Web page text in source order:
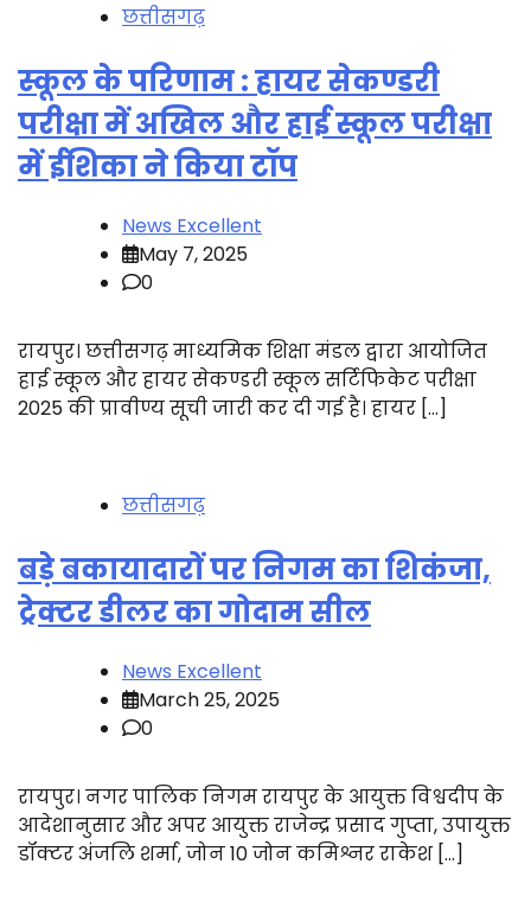
छत्तीसगढ़
स्कूल के परिणाम : हायर सेकण्डरी
परीक्षा में अखिल और हाई स्कूल परीक्षा
में ईशिका ने किया टॉप
News Excellent
May 7, 2025
0
रायपुर। छत्तीसगढ़ माध्यमिक शिक्षा मंडल द्वारा आयोजित
हाई स्कूल और हायर सेकण्डरी स्कूल सर्टिफिकेट परीक्षा
2025 की प्रावीण्य सूची जारी कर दी गई है। हायर […]
छत्तीसगढ़
बड़े बकायादारों पर निगम का शिकंजा,
ट्रेक्टर डीलर का गोदाम सील
News Excellent
March 25, 2025
0
रायपुर। नगर पालिक निगम रायपुर के आयुक्त विश्वदीप के
आदेशानुसार और अपर आयुक्त राजेन्द्र प्रसाद गुप्ता, उपायुक्त
डॉक्टर अंजलि शर्मा, जोन 10 जोन कमिश्नर राकेश […]